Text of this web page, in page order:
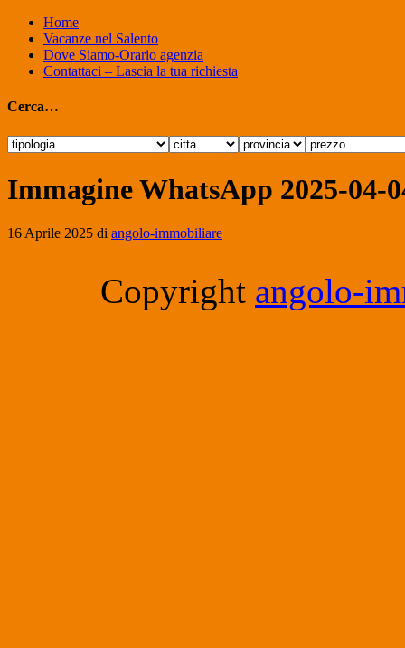
Home
Vacanze nel Salento
Dove Siamo-Orario agenzia
Contattaci – Lascia la tua richiesta
Cerca…
Immagine WhatsApp 2025-04-
16 Aprile 2025 di angolo-immobiliare
Copyright angolo-